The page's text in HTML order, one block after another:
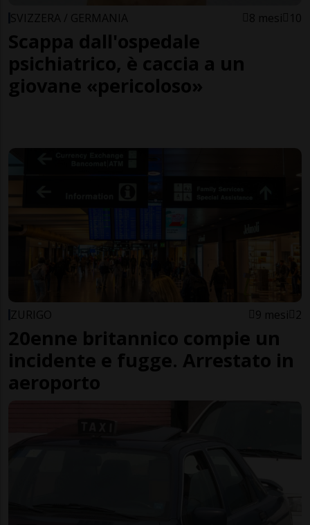
SVIZZERA / GERMANIA 8 mesi 10
Scappa dall'ospedale
psichiatrico, è caccia a un
giovane «pericoloso»
ZURIGO 9 mesi 2
20enne britannico compie un
incidente e fugge. Arrestato in
aeroporto